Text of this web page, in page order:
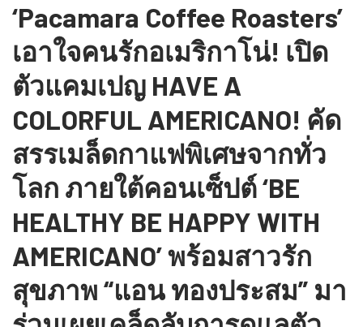
‘Pacamara Coffee Roasters’
เอาใจคนรักอเมริกาโน่! เปิด
ตัวแคมเปญ HAVE A
COLORFUL AMERICANO! คัด
สรรเมล็ดกาแฟพิเศษจากทั่ว
โลก ภายใต้คอนเซ็ปต์ ‘BE
HEALTHY BE HAPPY WITH
AMERICANO’ พร้อมสาวรัก
สุขภาพ “แอน ทองประสม” มา